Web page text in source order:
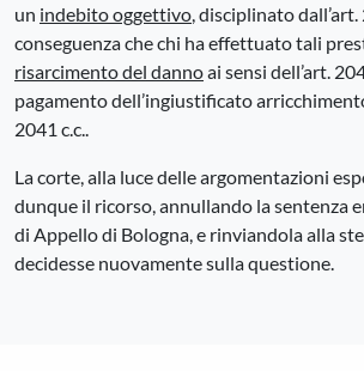
un indebito oggettivo, disciplinato dall’art.
conseguenza che chi ha effettuato tali
risarcimento del dannoai sensi dell’art.
pagamento dell’ingiustificato
2041 c.c..
La corte, alla luce delle argomentazioni
dunque il ricorso, annullando la sentenza
di Appello di Bologna, e rinviandola alla
decidesse nuovamente sulla questione.